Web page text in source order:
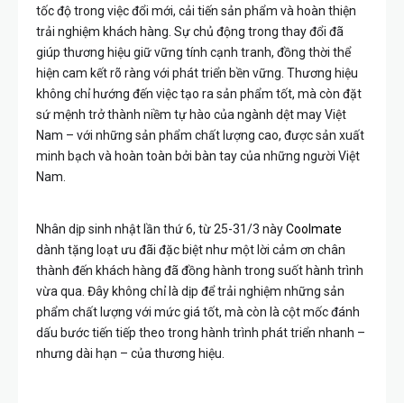
tốc độ trong việc đổi mới, cải tiến sản phẩm và hoàn thiện
trải nghiệm khách hàng. Sự chủ động trong thay đổi đã
giúp thương hiệu giữ vững tính cạnh tranh, đồng thời thể
hiện cam kết rõ ràng với phát triển bền vững. Thương hiệu
không chỉ hướng đến việc tạo ra sản phẩm tốt, mà còn đặt
sứ mệnh trở thành niềm tự hào của ngành dệt may Việt
Nam – với những sản phẩm chất lượng cao, được sản xuất
minh bạch và hoàn toàn bởi bàn tay của những người Việt
Nam.
Nhân dịp sinh nhật lần thứ 6, từ 25-31/3 nàyCoolmate
dành tặng loạt ưu đãi đặc biệt như một lời cảm ơn chân
thành đến khách hàng đã đồng hành trong suốt hành trình
vừa qua. Đây không chỉ là dịp để trải nghiệm những sản
phẩm chất lượng với mức giá tốt, mà còn là cột mốc đánh
dấu bước tiến tiếp theo trong hành trình phát triển nhanh –
nhưng dài hạn – của thương hiệu.